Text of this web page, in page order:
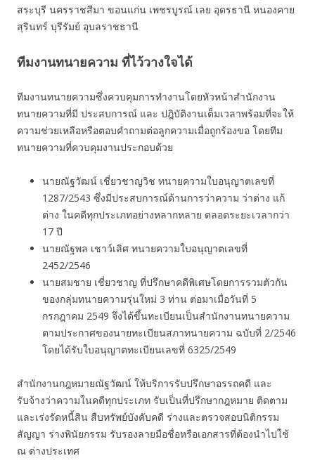
สระบุรี นครราชสีมา ขอนแก่น เพชรบูรณ์ เลย อุดรธานี หนองคาย
สุรินทร์ บุรีรัมย์ อุบลราชธานี
ทีมงานทนายความ ที่ไว้วางใจได้
ทีมงานทนายความซึ่งควบคุมการทำงานโดยหัวหน้าสำนักงาน
ทนายความที่มี ประสบการณ์ และ ปฎิบัติงานเต็มเวลาพร้อมที่จะให้
ความช่วยเหลือหรือตอบคำถามต่อลูกความเมื่อถูกร้องขอ โดยทีม
ทนายความที่ควบคุมงานประกอบด้วย
นายณัฐวัฒน์ เชี่ยวชาญวิช ทนายความใบอนุญาตเลขที่
1287/2543 ซึ่งมีประสบการณ์ด้านการว่าความ ว่าต่าง แก้
ต่าง ในคดีทุกประเภทอย่างหลากหลาย ตลอดระยะเวลากว่า
17 ปี
นายณัฐพล เชาว์เลิศ ทนายความใบอนุญาตเลขที่
2452/2546
นายสมชาย เชี่ยวชาญ ที่ปรึกษาคดีพิเศษโดยการรวมตัวกัน
ของกลุ่มทนายความรุ่นใหม่ 3 ท่าน ต่อมาเมื่อวันที่ 5
กรกฎาคม 2549 จึงได้ขึ้นทะเบียนเป็นสำนักงานทนายความ
ตามประกาศของนายทะเบียนสภาทนายความ ฉบับที่ 2/2546
โดยได้รับใบอนุญาตทะเบียนเลขที่ 6325/2549
สำนักงานกฎหมายณัฐวัฒน์ ให้บริการรับปรึกษาอรรถคดี และ
รับจ้างว่าความในคดีทุกประเภท รับเป็นที่ปรึกษากฎหมาย ติดตาม
และเร่งรัดหนี้สิน สืบทรัพย์บังคับคดี ร่างและตรวจสอบนิติกรรม
สัญญา ร่างพินัยกรรม รับรองลายมือชื่อหรือเอกสารที่ต้องนำไปใช้
ณ ต่างประเทศ